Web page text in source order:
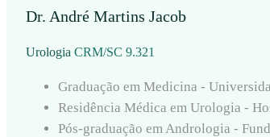
Dr. André Martins Jacob
Urologia CRM/SC 9.321
Graduação em Medicina -
Residência Médica em Urologia -
Pós-graduação em Andrologia -